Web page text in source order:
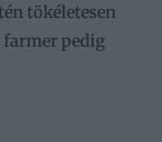
tökéletesen
farmer pedig